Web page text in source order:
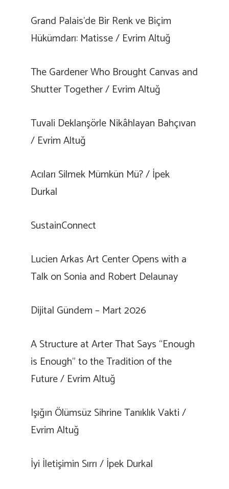
Grand Palais’de Bir Renk ve Biçim
Hükümdarı: Matisse / Evrim Altuğ
The Gardener Who Brought Canvas and
Shutter Together / Evrim Altuğ
Tuvali Deklanşörle Nikâhlayan Bahçıvan
/ Evrim Altuğ
Acıları Silmek Mümkün Mü? / İpek
Durkal
SustainConnect
Lucien Arkas Art Center Opens with a
Talk on Sonia and Robert Delaunay
Dijital Gündem – Mart 2026
A Structure at Arter That Says “Enough
is Enough” to the Tradition of the
Future / Evrim Altuğ
Işığın Ölümsüz Sihrine Tanıklık Vakti /
Evrim Altuğ
İyi İletişimin Sırrı / İpek Durkal